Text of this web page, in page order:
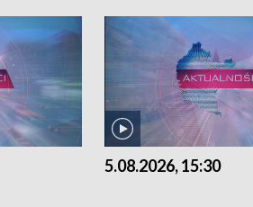
5.08.2026, 15:30